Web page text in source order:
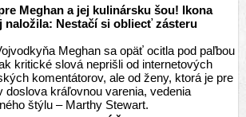
Meghan a jej kulinársku šou! Ikona
naložila: Nestačí si obliecť zásteru
Meghan sa opäť ocitla pod paľbou
kritické slová neprišli od internetových
komentátorov, ale od ženy, ktorá je pre
doslova kráľovnou varenia, vedenia
štýlu – Marthy Stewart.